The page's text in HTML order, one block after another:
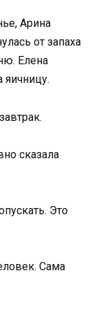
Арина
от запаха
Елена
яичницу.
сказала
Это
Сама